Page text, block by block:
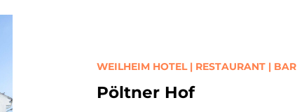
WEILHEIM HOTEL | RESTAURANT | BAR
Pöltner Hof